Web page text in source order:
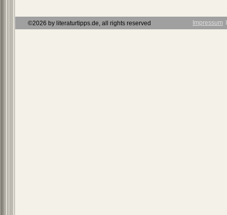
©2026 by literaturtipps.de, all rights reserved Impressum